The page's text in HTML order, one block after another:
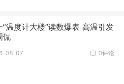
“温度计大楼”读数爆表 高温引发
侃
0评论
08-07